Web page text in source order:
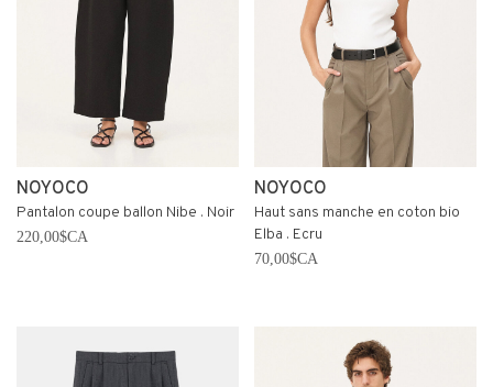
NOYOCO
Pantalon coupe ballon Nibe . Noir
220,00$CA
NOYOCO
Haut sans manche en coton bio
Elba . Ecru
70,00$CA